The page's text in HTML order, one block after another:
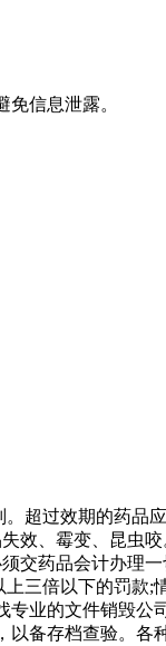
信息泄露。
超过效期的药品
效、霉变、昆虫咬
交药品会计办理
三倍以下的罚款;
业的文件销毁公
备存档查验。各